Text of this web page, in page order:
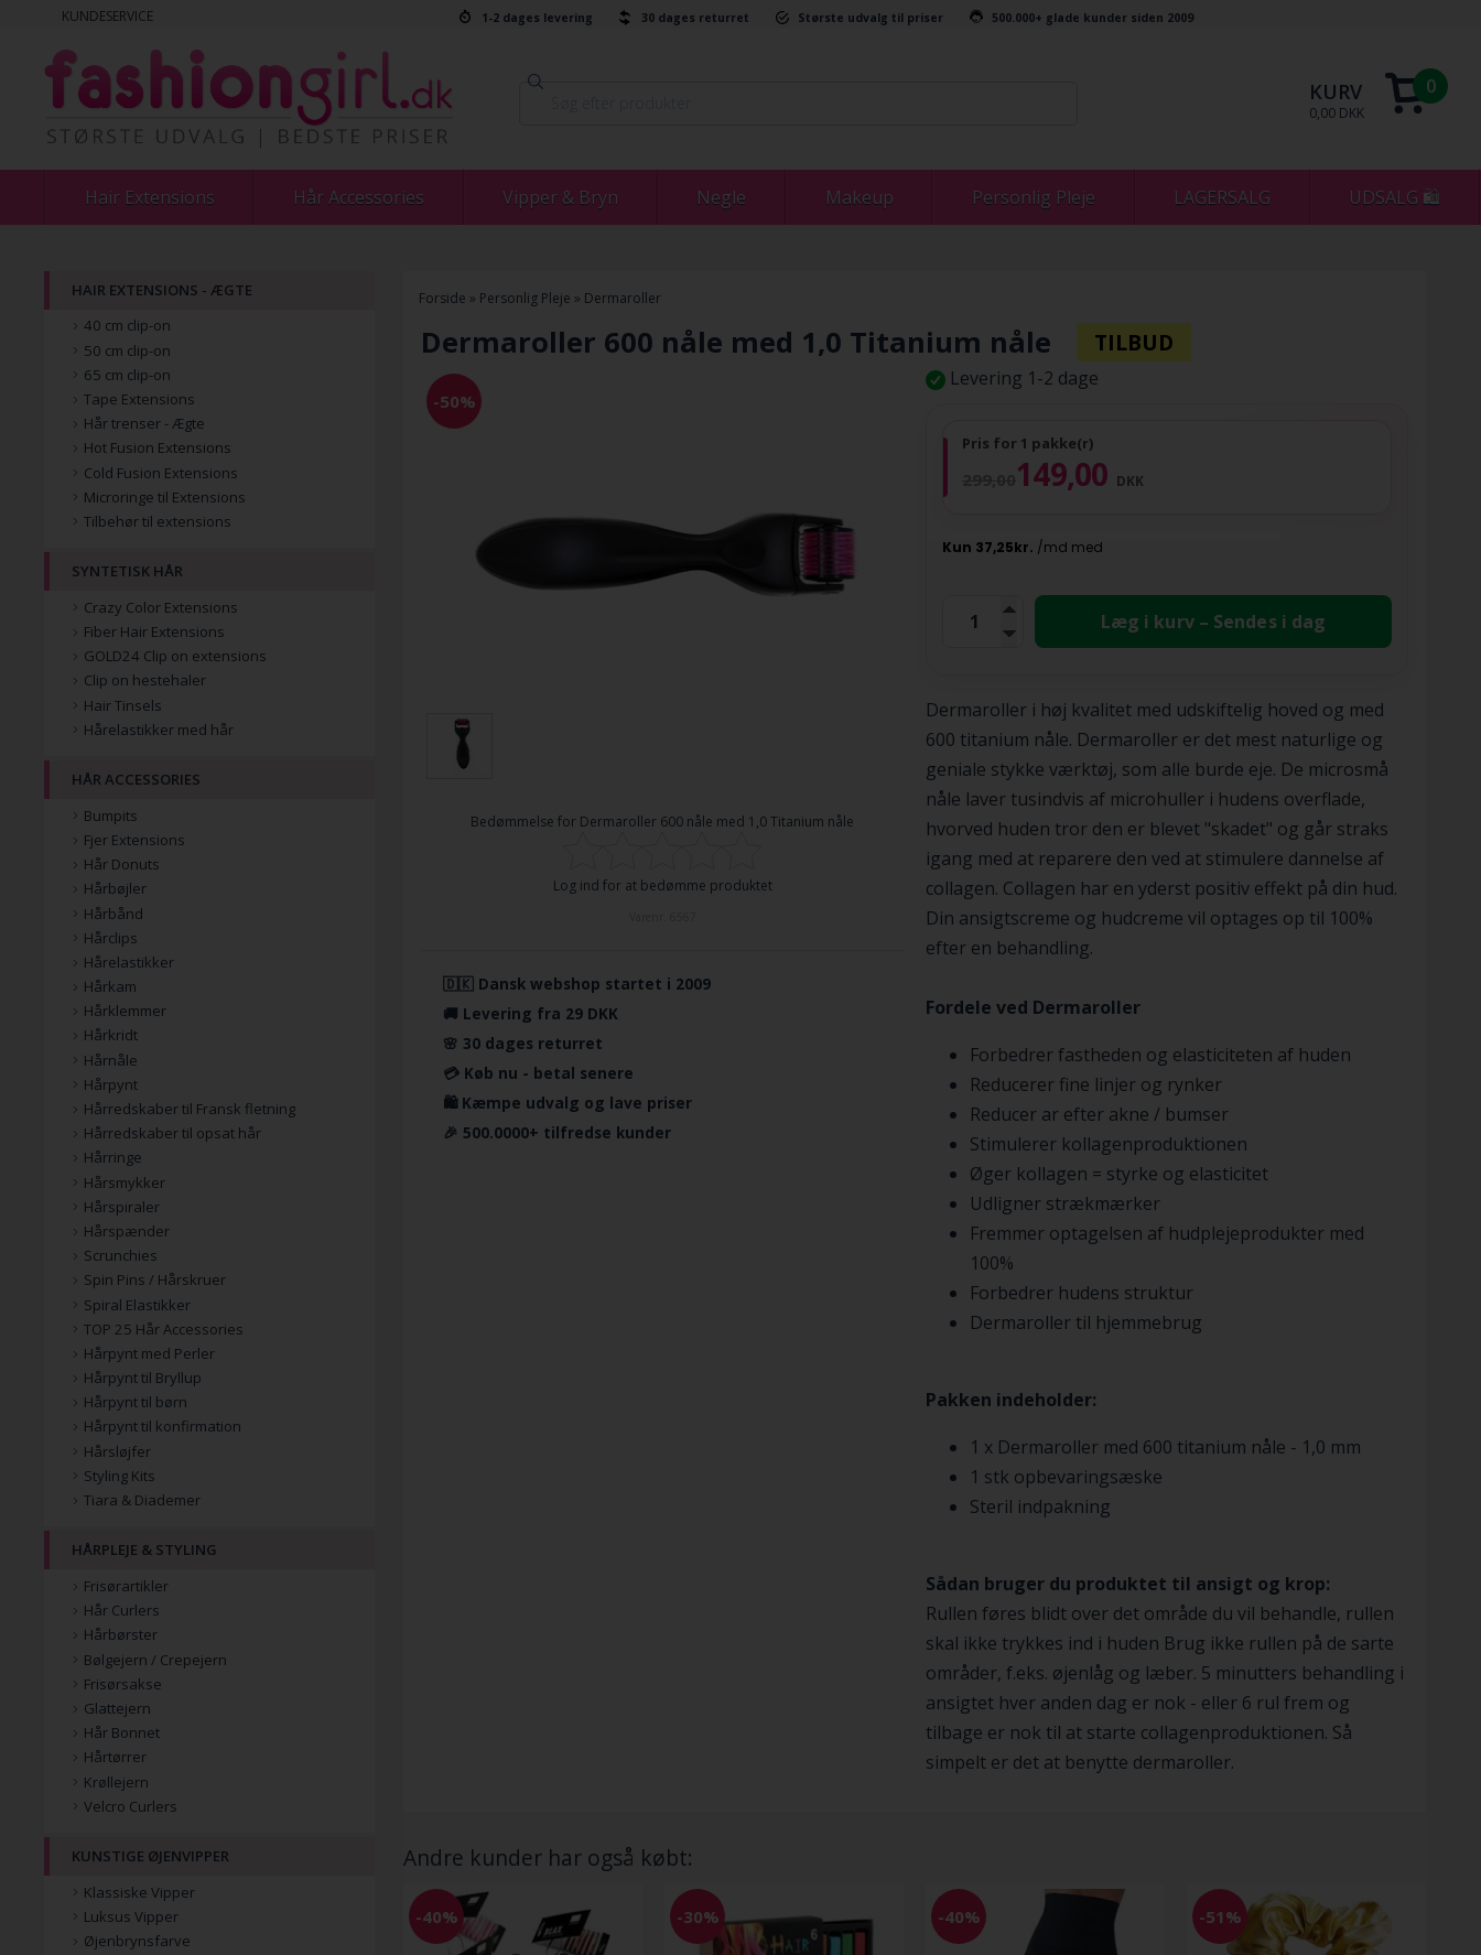
KUNDESERVICE 1-2 dages levering 30 dages returret Største udvalg til priser 500.000+ glade kunder siden 2009
KURV
0,00 DKK
0
Hair Extensions Hår Accessories Vipper & Bryn Negle Makeup Personlig Pleje LAGERSALG UDSALG 🛍
Forside » Personlig Pleje » Dermaroller
Dermaroller 600 nåle med 1,0 Titanium nåle
-50%
Bedømmelse for Dermaroller 600 nåle med 1,0 Titanium nåle
Log ind for at bedømme produktet
🇩🇰 Dansk webshop startet i 2009
🚚 Levering fra 29 DKK
🌸 30 dages returret
💳 Køb nu - betal senere
🛍️ Kæmpe udvalg og lave priser
🎉 500.0000+ tilfredse kunder
Levering 1-2 dage
Pris for 1 pakke(r)
149,00 DKK
Læg i kurv – Sendes i dag
Dermaroller i høj kvalitet med udskiftelig hoved og med
600 titanium nåle. Dermaroller er det mest naturlige og
geniale stykke værktøj, som alle burde eje. De microsmå
nåle laver tusindvis af microhuller i hudens overflade,
hvorved huden tror den er blevet "skadet" og går straks
igang med at reparere den ved at stimulere dannelse af
collagen. Collagen har en yderst positiv effekt på din hud.
Din ansigtscreme og hudcreme vil optages op til 100%
efter en behandling.
Fordele ved Dermaroller
Forbedrer fastheden og elasticiteten af huden
Reducerer fine linjer og rynker
Reducer ar efter akne / bumser
Stimulerer kollagenproduktionen
Øger kollagen = styrke og elasticitet
Udligner strækmærker
Fremmer optagelsen af hudplejeprodukter med
100%
Forbedrer hudens struktur
Dermaroller til hjemmebrug
Pakken indeholder:
1 x Dermaroller med 600 titanium nåle - 1,0 mm
1 stk opbevaringsæske
Steril indpakning
Sådan bruger du produktet til ansigt og krop:
Rullen føres blidt over det område du vil behandle, rullen
skal ikke trykkes ind i huden Brug ikke rullen på de sarte
områder, f.eks. øjenlåg og læber. 5 minutters behandling i
ansigtet hver anden dag er nok - eller 6 rul frem og
tilbage er nok til at starte collagenproduktionen. Så
simpelt er det at benytte dermaroller.
Andre kunder har også købt:
-40% -30% -40% -51%
HAIR EXTENSIONS - ÆGTE
40 cm clip-on
50 cm clip-on
65 cm clip-on
Tape Extensions
Hår trenser - Ægte
Hot Fusion Extensions
Cold Fusion Extensions
Microringe til Extensions
Tilbehør til extensions
SYNTETISK HÅR
Crazy Color Extensions
Fiber Hair Extensions
GOLD24 Clip on extensions
Clip on hestehaler
Hair Tinsels
Hårelastikker med hår
HÅR ACCESSORIES
Bumpits
Fjer Extensions
Hår Donuts
Hårbøjler
Hårbånd
Hårclips
Hårelastikker
Hårkam
Hårklemmer
Hårkridt
Hårnåle
Hårpynt
Hårredskaber til Fransk fletning
Hårredskaber til opsat hår
Hårringe
Hårsmykker
Hårspiraler
Hårspænder
Scrunchies
Spin Pins / Hårskruer
Spiral Elastikker
TOP 25 Hår Accessories
Hårpynt med Perler
Hårpynt til Bryllup
Hårpynt til børn
Hårpynt til konfirmation
Hårsløjfer
Styling Kits
Tiara & Diademer
HÅRPLEJE & STYLING
Frisørartikler
Hår Curlers
Hårbørster
Bølgejern / Crepejern
Frisørsakse
Glattejern
Hår Bonnet
Hårtørrer
Krøllejern
Velcro Curlers
KUNSTIGE ØJENVIPPER
Klassiske Vipper
Luksus Vipper
Øjenbrynsfarve